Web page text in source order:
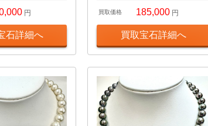
円
石詳細へ
買取価格 185,000 円
買取宝石詳細へ